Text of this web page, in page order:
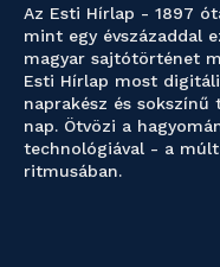
Az Esti Hírlap - 1897
mint egy évszázaddal
magyar sajtótörténet
Esti Hírlap most
naprakész és
nap. Ötvözi a
technológiával - a
ritmusában.